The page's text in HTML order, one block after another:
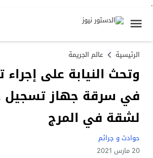
.
الرئيسية عالم الجريمة
وتحث النيابة على
في سرقة جهاز تسجيل
لشقة في المرج
حوادث و جرائم
20 مارس 2021